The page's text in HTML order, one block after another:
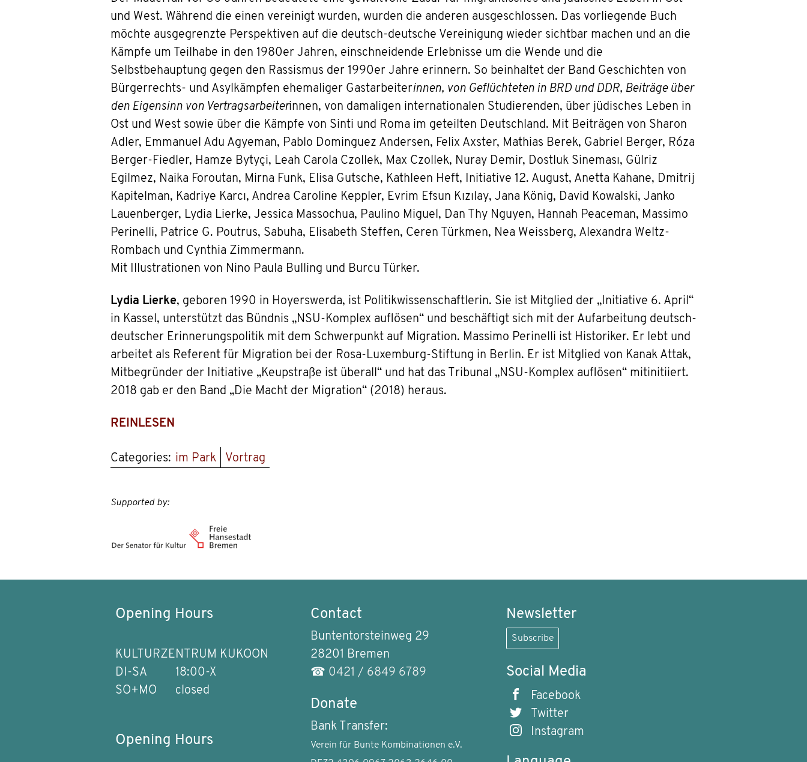
und West. Während die einen vereinigt wurden, wurden die anderen ausgeschlossen. Das vorliegende Buch
möchte ausgegrenzte Perspektiven auf die deutsch-deutsche Vereinigung wieder sichtbar machen und an die
Kämpfe um Teilhabe in den 1980er Jahren, einschneidende Erlebnisse um die Wende und die
Selbstbehauptung gegen den Rassismus der 1990er Jahre erinnern. So beinhaltet der Band Geschichten von
Bürgerrechts- und Asylkämpfen ehemaliger Gastarbeiterinnen, von Geflüchteten in BRD und DDR, Beiträge über
den Eigensinn von Vertragsarbeiterinnen, von damaligen internationalen Studierenden, über jüdisches Leben in
Ost und West sowie über die Kämpfe von Sinti und Roma im geteilten Deutschland. Mit Beiträgen von Sharon
Adler, Emmanuel Adu Agyeman, Pablo Dominguez Andersen, Felix Axster, Mathias Berek, Gabriel Berger, Róza
Berger-Fiedler, Hamze Bytyçi, Leah Carola Czollek, Max Czollek, Nuray Demir, Dostluk Sineması, Gülriz
Egilmez, Naika Foroutan, Mirna Funk, Elisa Gutsche, Kathleen Heft, Initiative 12. August, Anetta Kahane, Dmitrij
Kapitelman, Kadriye Karcı, Andrea Caroline Keppler, Evrim Efsun Kızılay, Jana König, David Kowalski, Janko
Lauenberger, Lydia Lierke, Jessica Massochua, Paulino Miguel, Dan Thy Nguyen, Hannah Peaceman, Massimo
Perinelli, Patrice G. Poutrus, Sabuha, Elisabeth Steffen, Ceren Türkmen, Nea Weissberg, Alexandra Weltz-
Rombach und Cynthia Zimmermann.
Mit Illustrationen von Nino Paula Bulling und Burcu Türker.
Lydia Lierke, geboren 1990 in Hoyerswerda, ist Politikwissenschaftlerin. Sie ist Mitglied der „Initiative 6. April“
in Kassel, unterstützt das Bündnis „NSU-Komplex auflösen“ und beschäftigt sich mit der Aufarbeitung deutsch-
deutscher Erinnerungspolitik mit dem Schwerpunkt auf Migration. Massimo Perinelli ist Historiker. Er lebt und
arbeitet als Referent für Migration bei der Rosa-Luxemburg-Stiftung in Berlin. Er ist Mitglied von Kanak Attak,
Mitbegründer der Initiative „Keupstraße ist überall“ und hat das Tribunal „NSU-Komplex auflösen“ mitinitiiert.
2018 gab er den Band „Die Macht der Migration“ (2018) heraus.
REINLESEN
Categories: im Park Vortrag
Supported by:
Opening Hours
KULTURZENTRUM KUKOON
DI-SA
18:00-X
SO+MO
closed
Opening Hours
Contact
Buntentorsteinweg 29
28201 Bremen
☎ 0421 / 6849 6789
Donate
Bank Transfer:
Verein für Bunte Kombinationen e.V.
Newsletter
Subscribe
Social Media
Facebook
Twitter
Instagram